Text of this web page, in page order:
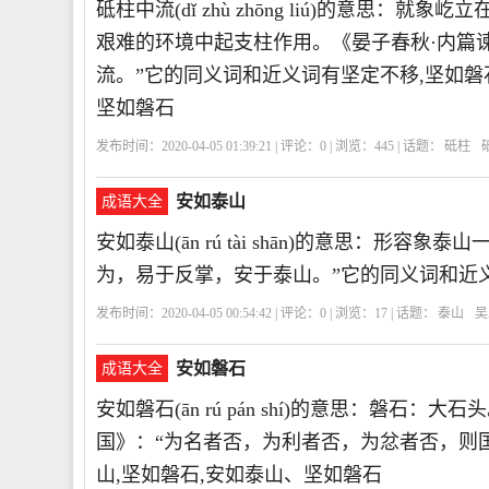
砥柱中流(dǐ zhù zhōng liú)的意思：就象屹
艰难的环境中起支柱作用。《晏子春秋·内
流。”它的同义词和近义词有坚定不移,坚如
坚如磐石
发布时间：2020-04-05 01:39:21 | 评论： 0 | 浏览： 445 | 话题： 砥柱
柱
坚定不移 力挽狂澜 坚如磐石 DZZL 砥 柱 中 流
成语大全 安如泰山
安如泰山(ān rú tài shān)的意思：形容象泰山
为，易于反掌，安于泰山。”它的同义词和
发布时间：2020-04-05 00:54:42 | 评论： 0 | 浏览： 17 | 话题： 泰山
动
ARTS 安 如 泰 山
成语大全 安如磐石
安如磐石(ān rú pán shí)的意思：磐石：大石
国》：“为名者否，为利者否，为忿者否，
山,坚如磐石,安如泰山、坚如磐石